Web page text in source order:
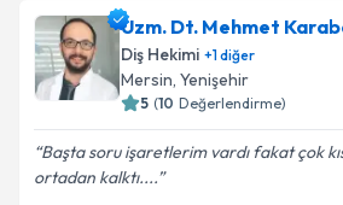
Takvim Talebini
Dt. Betül Turgayiçin randevu
oluşturun. Size bu uzmandan
takvim hazırlandığında e-posta
Uzm. Dt. Mehmet
Diş Hekimi +1diğer
Mersin, Yenişehir
5 (10 Değerlendirme)
Başta soru işaretlerim vardı fakat çok
ortadan kalktı....